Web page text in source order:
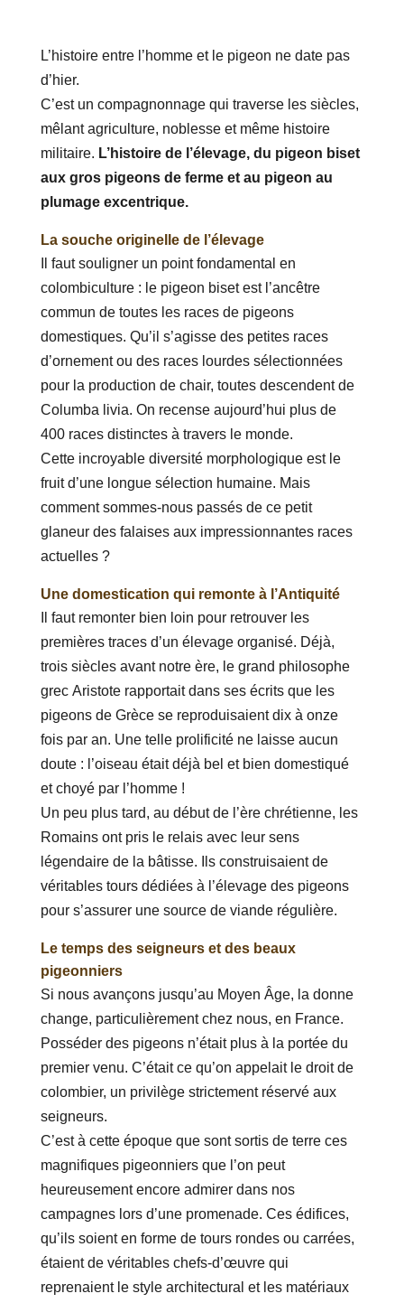
L’histoire entre l’homme et le pigeon ne date pas
d’hier.
C’est un compagnonnage qui traverse les siècles,
mêlant agriculture, noblesse et même histoire
militaire. L’histoire de l’élevage, du pigeon biset
aux gros pigeons de ferme et au pigeon au
plumage excentrique.
La souche originelle de l’élevage
Il faut souligner un point fondamental en
colombiculture : le pigeon biset est l’ancêtre
commun de toutes les races de pigeons
domestiques. Qu’il s’agisse des petites races
d’ornement ou des races lourdes sélectionnées
pour la production de chair, toutes descendent de
Columba livia. On recense aujourd’hui plus de
400 races distinctes à travers le monde.
Cette incroyable diversité morphologique est le
fruit d’une longue sélection humaine. Mais
comment sommes-nous passés de ce petit
glaneur des falaises aux impressionnantes races
actuelles ?
Une domestication qui remonte à l’Antiquité
Il faut remonter bien loin pour retrouver les
premières traces d’un élevage organisé. Déjà,
trois siècles avant notre ère, le grand philosophe
grec Aristote rapportait dans ses écrits que les
pigeons de Grèce se reproduisaient dix à onze
fois par an. Une telle prolificité ne laisse aucun
doute : l’oiseau était déjà bel et bien domestiqué
et choyé par l’homme !
Un peu plus tard, au début de l’ère chrétienne, les
Romains ont pris le relais avec leur sens
légendaire de la bâtisse. Ils construisaient de
véritables tours dédiées à l’élevage des pigeons
pour s’assurer une source de viande régulière.
Le temps des seigneurs et des beaux
pigeonniers
Si nous avançons jusqu’au Moyen Âge, la donne
change, particulièrement chez nous, en France.
Posséder des pigeons n’était plus à la portée du
premier venu. C’était ce qu’on appelait le droit de
colombier, un privilège strictement réservé aux
seigneurs.
C’est à cette époque que sont sortis de terre ces
magnifiques pigeonniers que l’on peut
heureusement encore admirer dans nos
campagnes lors d’une promenade. Ces édifices,
qu’ils soient en forme de tours rondes ou carrées,
étaient de véritables chefs-d’œuvre qui
reprenaient le style architectural et les matériaux